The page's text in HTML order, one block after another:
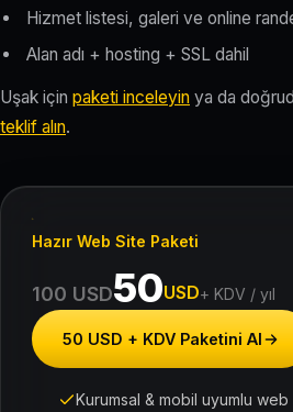
Hizmet listesi, galeri ve online
Alan adı + hosting + SSL dahil
Uşak için paketi inceleyin ya da
teklif alın.
Hazır Web Site Paketi
100 USD50USD+ KDV / yıl
50 USD + KDV Paketini Al
Kurumsal & mobil uyumlu web